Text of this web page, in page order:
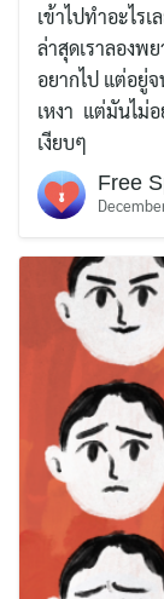
เข้าไปทำอะไร
ล่าสุดเราลองพ
อยากไป แต่อยู่
เหงา แต่มันไม่
เงียบๆ
Free